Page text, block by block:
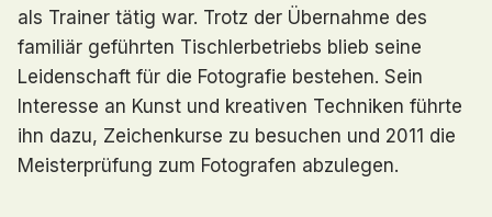
als Trainer tätig war. Trotz der Übernahme des
familiär geführten Tischlerbetriebs blieb seine
Leidenschaft für die Fotografie bestehen. Sein
Interesse an Kunst und kreativen Techniken führte
ihn dazu, Zeichenkurse zu besuchen und 2011 die
Meisterprüfung zum Fotografen abzulegen.